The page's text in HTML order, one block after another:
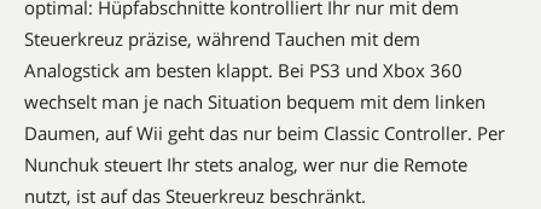
optimal: Hüpfabschnitte kontrolliert Ihr nur mit dem
Steuerkreuz präzise, während Tauchen mit dem
Analogstick am besten klappt. Bei PS3 und Xbox 360
wechselt man je nach Situation bequem mit dem linken
Daumen, auf Wii geht das nur beim Classic Controller. Per
Nunchuk steuert Ihr stets analog, wer nur die Remote
nutzt, ist auf das Steuerkreuz beschränkt.